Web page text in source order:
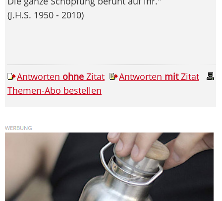
(J.H.S. 1950 - 2010)
Antworten ohne Zitat Antworten mitZitat
Themen-Abo bestellen